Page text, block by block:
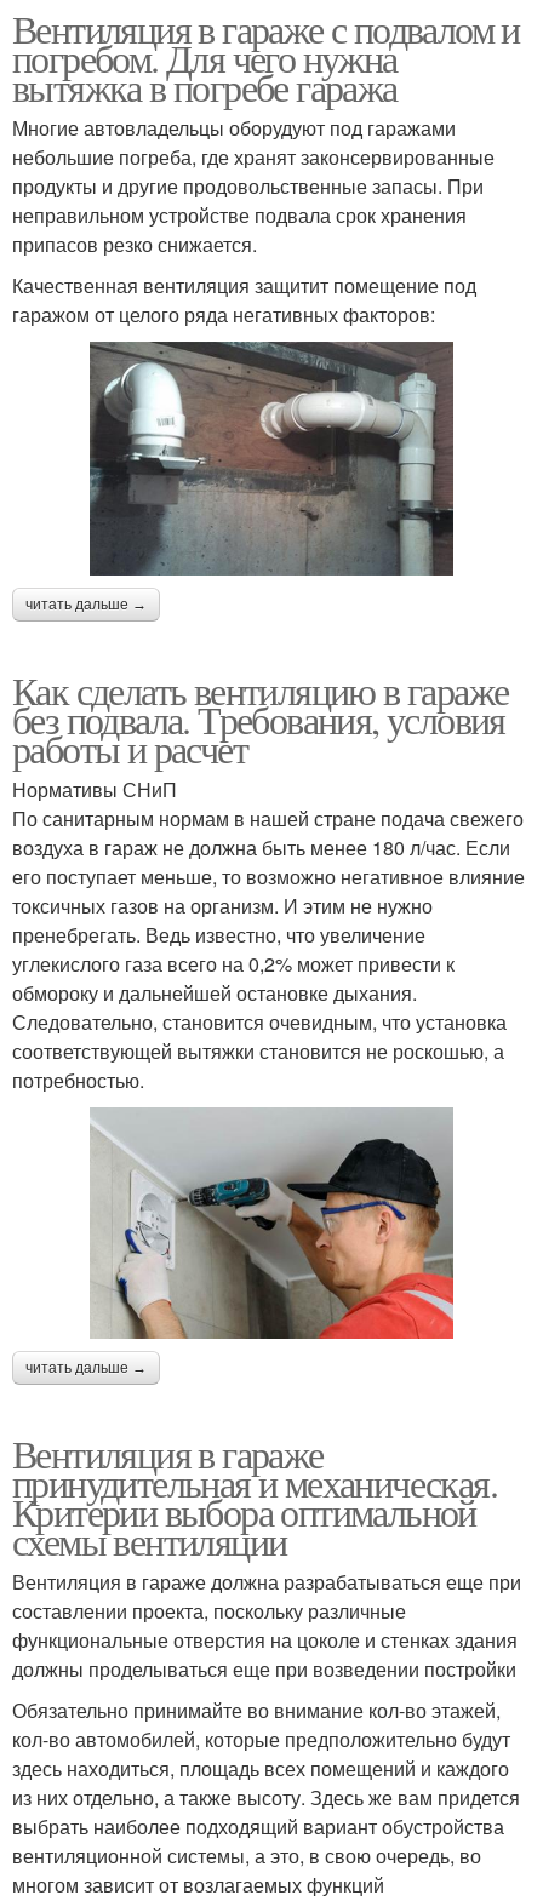
Вентиляция в гараже с подвалом и
погребом. Для чего нужна
вытяжка в погребе гаража
Многие автовладельцы оборудуют под гаражами
небольшие погреба, где хранят законсервированные
продукты и другие продовольственные запасы. При
неправильном устройстве подвала срок хранения
припасов резко снижается.
Качественная вентиляция защитит помещение под
гаражом от целого ряда негативных факторов:
читать дальше →
Как сделать вентиляцию в гараже
без подвала. Требования, условия
работы и расчет
Нормативы СНиП
По санитарным нормам в нашей стране подача свежего
воздуха в гараж не должна быть менее 180 л/час. Если
его поступает меньше, то возможно негативное влияние
токсичных газов на организм. И этим не нужно
пренебрегать. Ведь известно, что увеличение
углекислого газа всего на 0,2% может привести к
обмороку и дальнейшей остановке дыхания.
Следовательно, становится очевидным, что установка
соответствующей вытяжки становится не роскошью, а
потребностью.
читать дальше →
Вентиляция в гараже
принудительная и механическая.
Критерии выбора оптимальной
схемы вентиляции
Вентиляция в гараже должна разрабатываться еще при
составлении проекта, поскольку различные
функциональные отверстия на цоколе и стенках здания
должны проделываться еще при возведении постройки
Обязательно принимайте во внимание кол-во этажей,
кол-во автомобилей, которые предположительно будут
здесь находиться, площадь всех помещений и каждого
из них отдельно, а также высоту. Здесь же вам придется
выбрать наиболее подходящий вариант обустройства
вентиляционной системы, а это, в свою очередь, во
многом зависит от возлагаемых функций